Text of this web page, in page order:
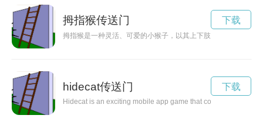
拇指猴传送门
拇指猴是一种灵活、可爱的小猴子，以其上下肢长短均匀，拇
下载
hidecat传送门
Hidecat is an exciting mobile app game that combines
下载